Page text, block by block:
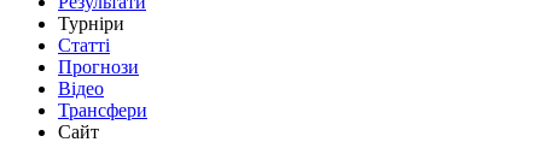
Турніри
Статті
Прогнози
Відео
Трансфери
Сайт